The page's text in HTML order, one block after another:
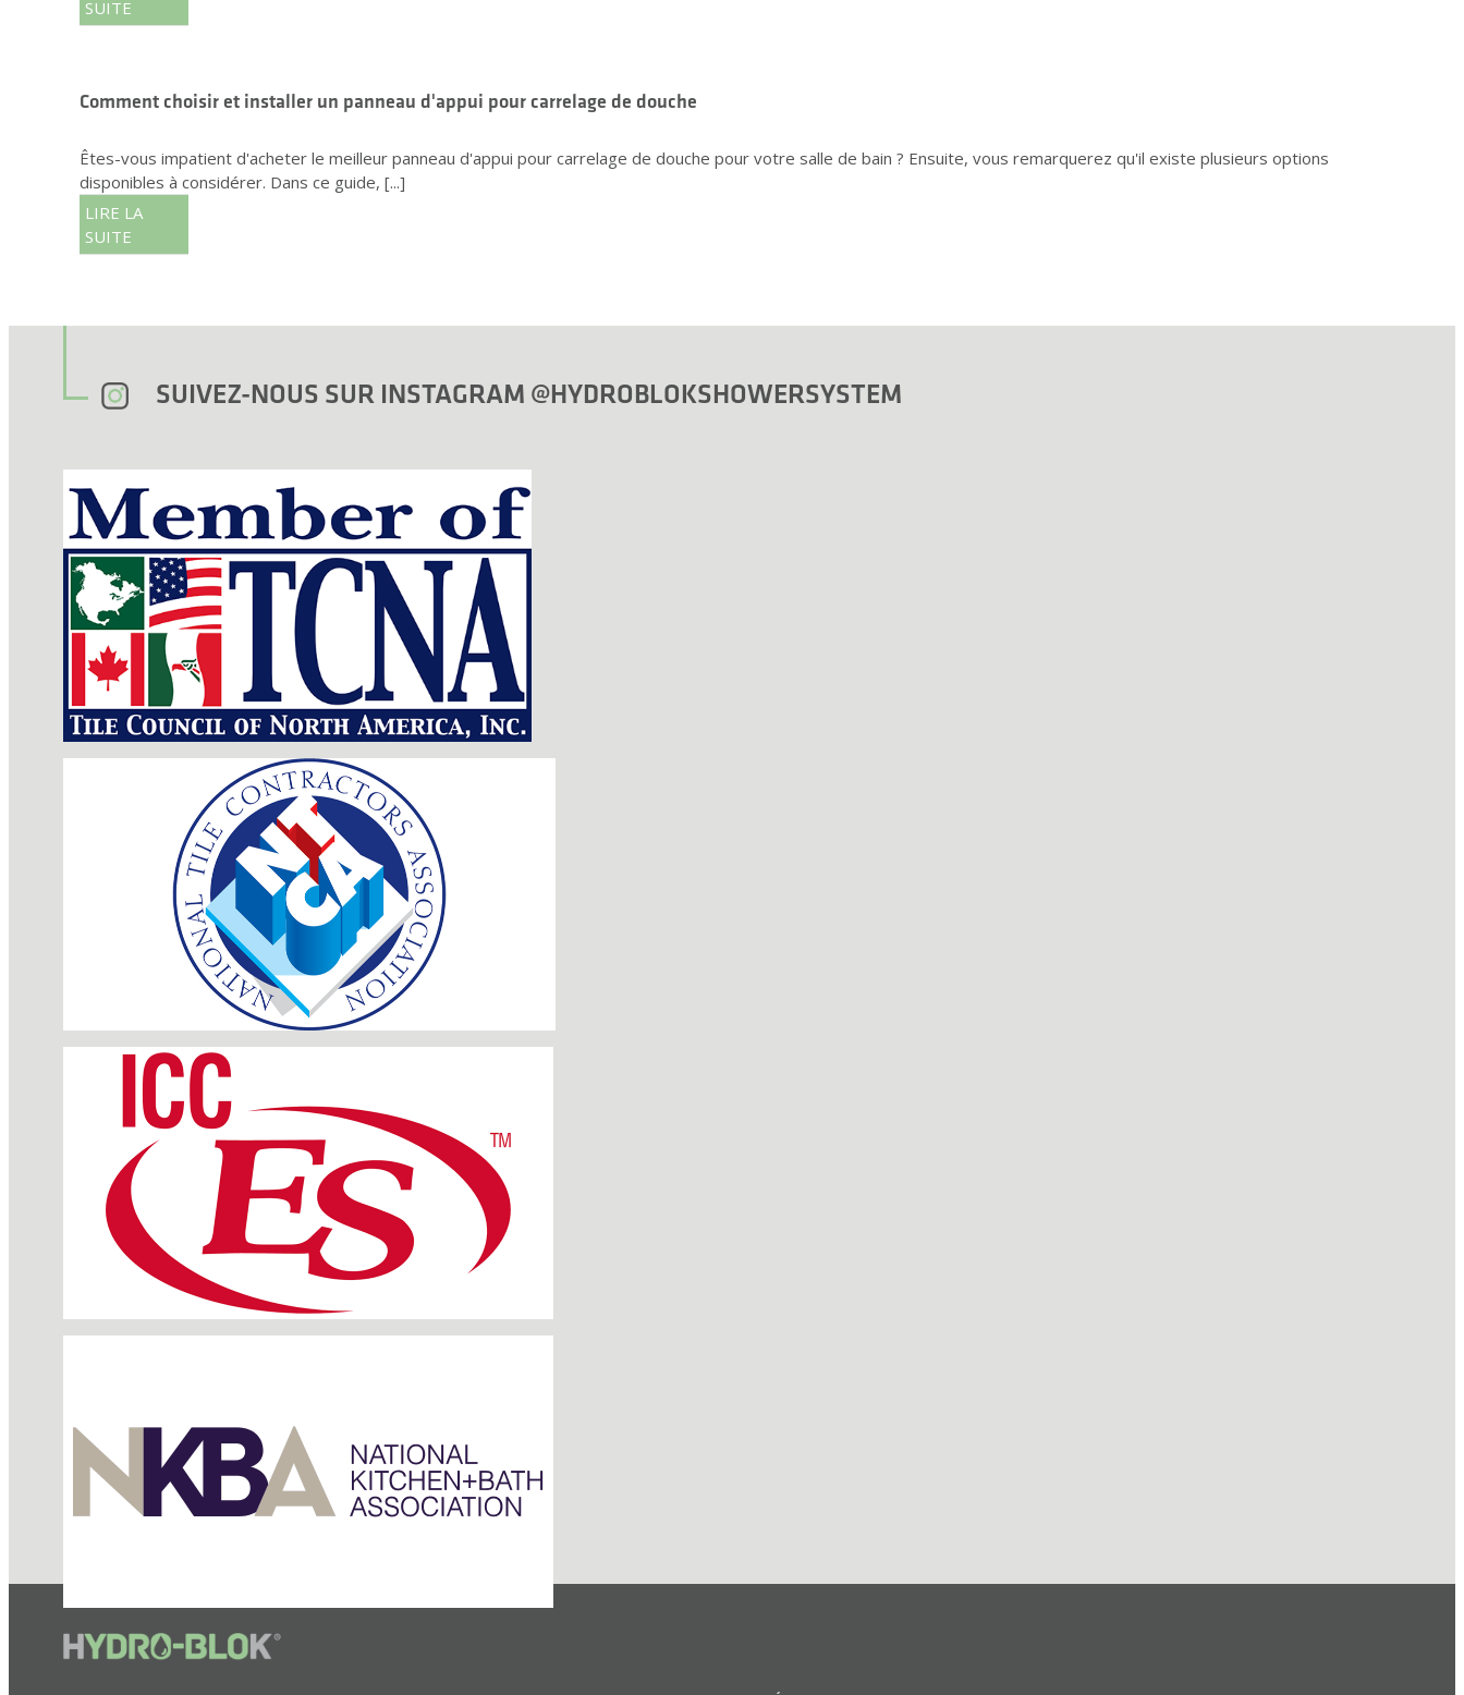
SUITE
Comment choisir et installer un panneau d'appui pour carrelage de douche
Êtes-vous impatient d'acheter le meilleur panneau d'appui pour carrelage de douche pour votre salle de bain ? Ensuite, vous remarquerez qu'il existe plusieurs options
disponibles à considérer. Dans ce guide, [...]
LIRE LA
SUITE
SUIVEZ-NOUS SUR INSTAGRAM @HYDROBLOKSHOWERSYSTEM